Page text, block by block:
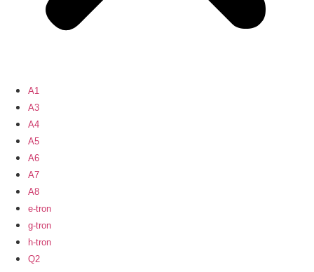
A1
A3
A4
A5
A6
A7
A8
e-tron
g-tron
h-tron
Q2